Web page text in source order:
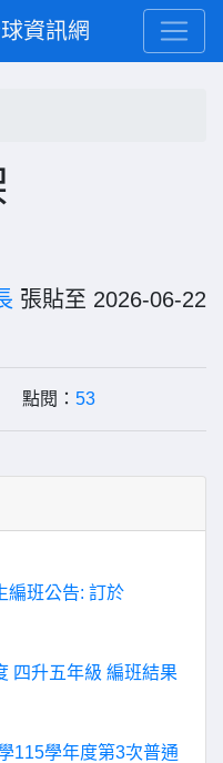
資訊網
張貼至 2026-06-22
點閱： 53
編班公告: 訂於
四升五年級 編班結果
115學年度第3次普通